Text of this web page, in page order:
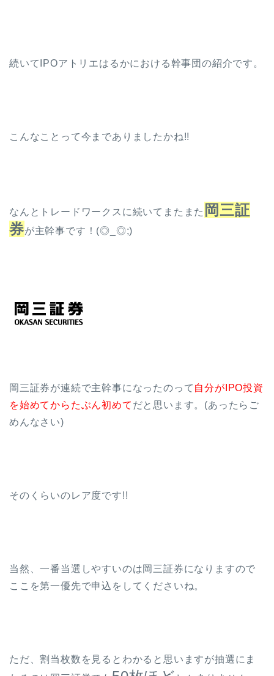
続いてIPOアトリエはるかにおける幹事団の紹介です。
こんなことって今までありましたかね!!
なんとトレードワークスに続いてまたまた 岡三証
券が主幹事です！(◎_◎;)
岡三証券が連続で主幹事になったのって 自分がIPO投資
を始めてからたぶん初めて だと思います。(あったらご
めんなさい)
そのくらいのレア度です!!
当然、一番当選しやすいのは岡三証券になりますので
ここを第一優先で申込をしてくださいね。
ただ、割当枚数を見るとわかると思いますが抽選にま